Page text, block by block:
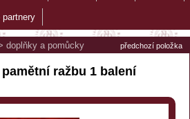
partnery
předchozí položka
doplňky a pomůcky
ražbu 1 balení